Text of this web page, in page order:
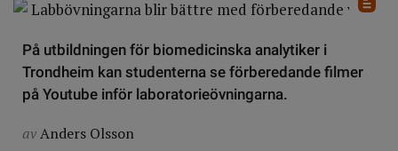
På utbildningen för biomedicinska analytiker i
Trondheim kan studenterna se förberedande filmer
på Youtube inför laboratorieövningarna.
avAnders Olsson